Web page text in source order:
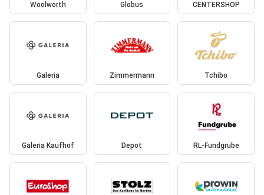
Woolworth Globus CENTERSHOP
Galeria Zimmermann Tchibo
Galeria Kaufhof Depot RL-Fundgrube